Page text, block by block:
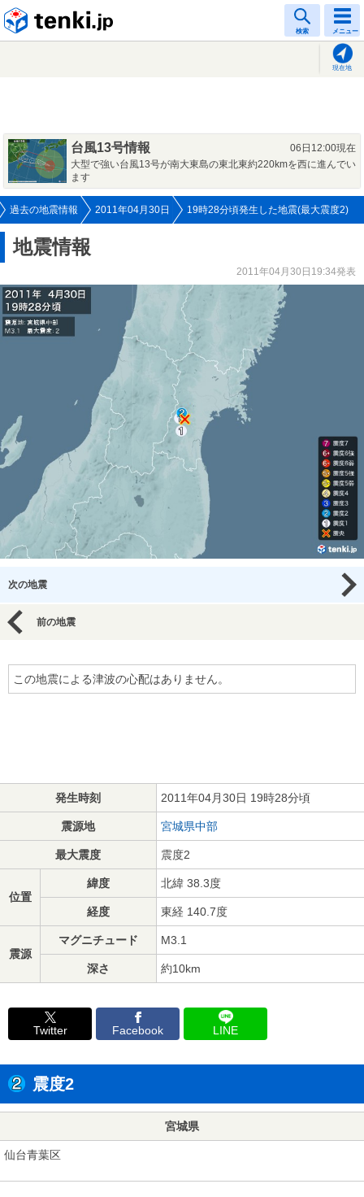
検索 メニュー
現在地
台風13号情報
06日12:00現在
大型で強い台風13号が南大東島の東北東約220kmを西に進んでい
ます
過去の地震情報 2011年04月30日 19時28分頃発生した地震(最大震度2)
地震情報
2011年04月30日19:34発表
次の地震
前の地震
この地震による津波の心配はありません。
発生時刻 2011年04月30日 19時28分頃
震源地 宮城県中部
最大震度 震度2
位置
緯度 北緯 38.3度
経度 東経 140.7度
震源
マグニチュード M3.1
深さ 約10km
Twitter Facebook LINE
震度2
宮城県
仙台青葉区